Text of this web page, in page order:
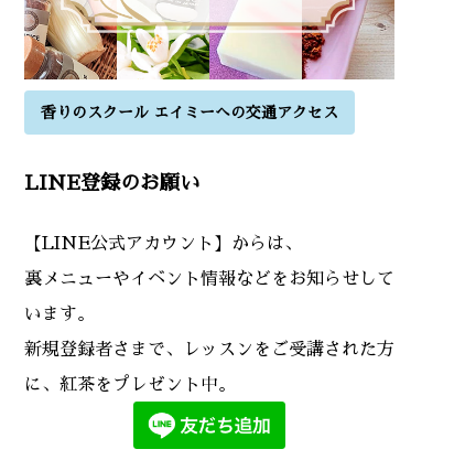
香りのスクール エイミーへの交通アクセス
LINE登録のお願い
【LINE公式アカウント】からは、
裏メニューやイベント情報などをお知らせして
います。
新規登録者さまで、レッスンをご受講された方
に、紅茶をプレゼント中。